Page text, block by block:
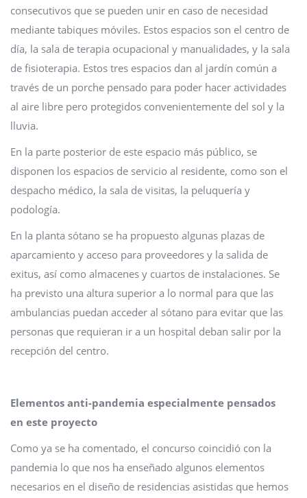
consecutivos que se pueden unir en caso de necesidad
mediante tabiques móviles. Estos espacios son el centro de
día, la sala de terapia ocupacional y manualidades, y la sala
de fisioterapia. Estos tres espacios dan al jardín común a
través de un porche pensado para poder hacer actividades
al aire libre pero protegidos convenientemente del sol y la
lluvia.
En la parte posterior de este espacio más público, se
disponen los espacios de servicio al residente, como son el
despacho médico, la sala de visitas, la peluquería y
podología.
En la planta sótano se ha propuesto algunas plazas de
aparcamiento y acceso para proveedores y la salida de
exitus, así como almacenes y cuartos de instalaciones. Se
ha previsto una altura superior a lo normal para que las
ambulancias puedan acceder al sótano para evitar que las
personas que requieran ir a un hospital deban salir por la
recepción del centro.
Elementos anti-pandemia especialmente pensados
en este proyecto
Como ya se ha comentado, el concurso coincidió con la
pandemia lo que nos ha enseñado algunos elementos
necesarios en el diseño de residencias asistidas que hemos